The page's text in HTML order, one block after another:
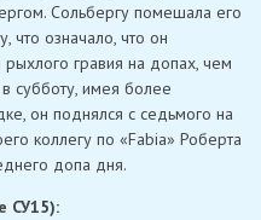
Сольбергу помешала его
что означало, что он
гравия на допах, чем
субботу, имея более
он поднялся с седьмого на
коллегу по «Fabia» Роберта
допа дня.
СУ15):